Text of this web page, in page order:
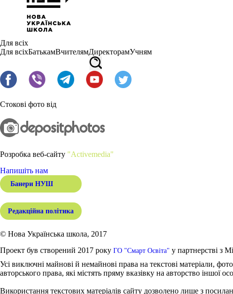
Для всіх
Для всіхБатькамВчителямДиректорамУчням
Стокові фото від
Розробка веб-сайту "Activemedia"
Напишіть нам
Банери НУШ
Редакційна політика
© Нова Українська школа, 2017
Проект був створений 2017 року ГО "Смарт Освіта" у партнерстві з
Усі виключні майнові й немайнові права на текстові матеріали,
авторського права, які містять пряму вказівку на авторство іншої
Використання текстових матеріалів сайту дозволено лише з